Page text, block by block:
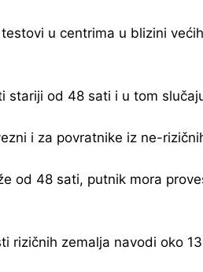
u centrima u blizini
od 48 sati i u tom
i za povratnike iz ne-
od 48 sati, putnik mora
rizičnih zemalja navodi oko